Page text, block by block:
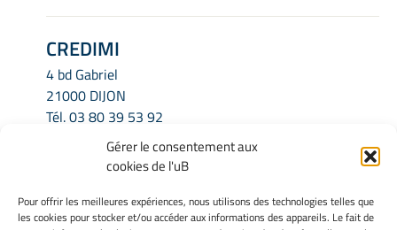
Gérer le consentement aux
cookies de l'uB
Pour offrir les meilleures expériences, nous utilisons des technologies telles que
les cookies pour stocker et/ou accéder aux informations des appareils. Le fait de
CREDIMI
4 bd Gabriel
21000 DIJON
Tél.03 80 39 53 92
credimi.secretariat@u-bourgogne.fr
INFORMATIONS LÉGALES
Mentions légales